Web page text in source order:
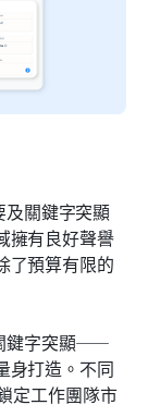
關鍵字突顯
擁有良好聲譽
了預算有限的
鍵字突顯——
身打造。不同
定工作團隊市